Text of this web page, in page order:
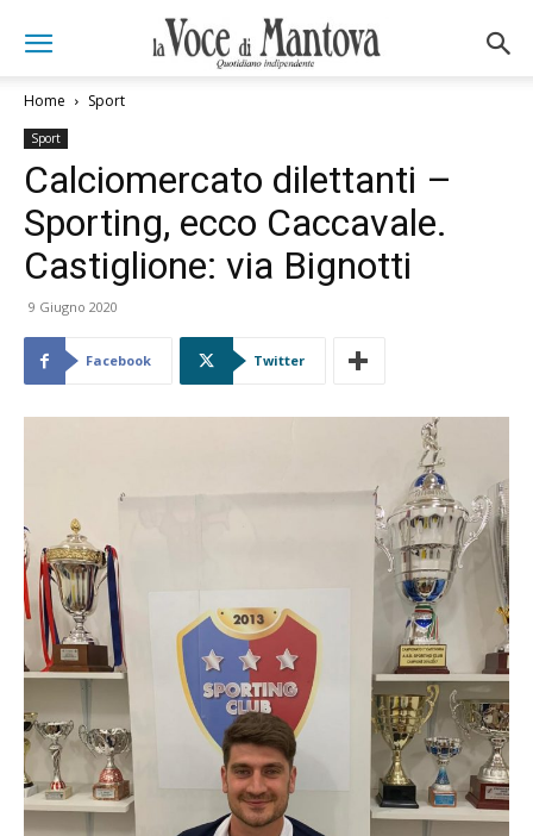
Home Sport
Sport
Calciomercato dilettanti –
Sporting, ecco Caccavale.
Castiglione: via Bignotti
9 Giugno 2020
Facebook Twitter